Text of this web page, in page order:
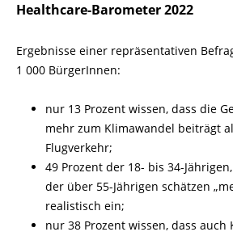
Healthcare-Barometer 2022
Ergebnisse einer repräsentativen
1 000 BürgerInnen:
nur 13 Prozent wissen, dass die
mehr zum Klimawandel beiträgt
Flugverkehr;
49 Prozent der 18- bis 34-
der über 55-Jährigen schätzen
realistisch ein;
nur 38 Prozent wissen, dass auch